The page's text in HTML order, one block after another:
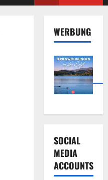
WERBUNG
SOCIAL
MEDIA
ACCOUNTS